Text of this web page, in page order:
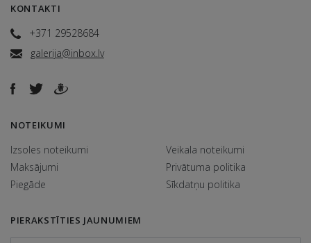
KONTAKTI
+371 29528684
galerija@inbox.lv
NOTEIKUMI
Izsoles noteikumi
Maksājumi
Piegāde
Veikala noteikumi
Privātuma politika
Sīkdatņu politika
PIERAKSTĪTIES JAUNUMIEM